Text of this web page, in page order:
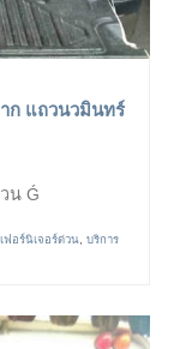
ก แถวนวมินทร์
น Ǵ
ฟอร์นิเจอร์ด่วน บริการ